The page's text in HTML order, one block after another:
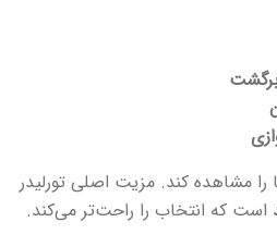
را مشاهده کند. مزیت اصلی تورلیدر
است که انتخاب را راحت‌تر می‌کند.